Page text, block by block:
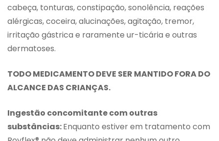
cabeça, tonturas, constipação, sonolência, reações
alérgicas, coceira, alucinações, agitação, tremor,
irritação gástrica e raramente ur-ticária e outras
dermatoses.
TODO MEDICAMENTO DEVE SER MANTIDO FORA DO
ALCANCE DAS CRIANÇAS.
Ingestão concomitante com outras
substâncias:Enquanto estiver em tratamento com